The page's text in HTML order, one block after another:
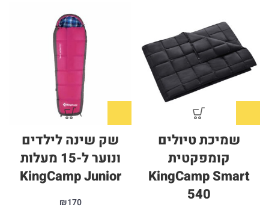
שמיכת טיולים
קומפקטית
KingCamp Smart
540
שק שינה לילדים
ונוער ל-15 מעלות
KingCamp Junior
₪170